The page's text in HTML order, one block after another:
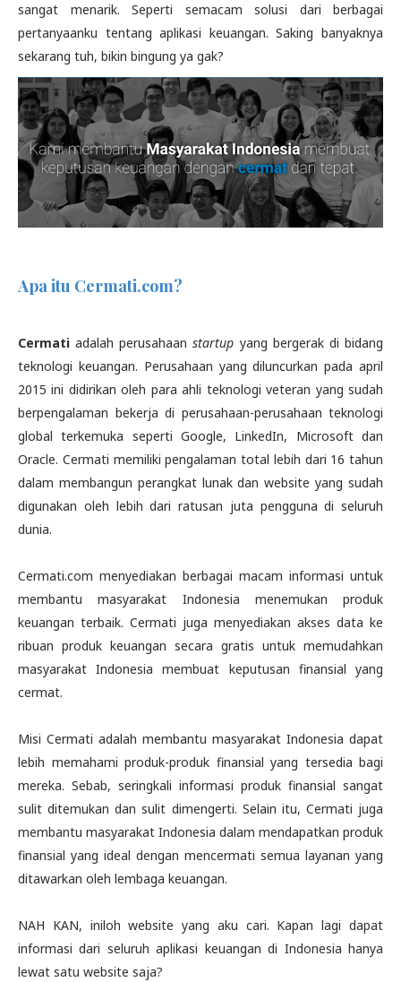
sangat menarik. Seperti semacam solusi dari berbagai
pertanyaanku tentang aplikasi keuangan. Saking banyaknya
sekarang tuh, bikin bingung ya gak?
Apa itu Cermati.com?
Cermati adalah perusahaanstartup yang bergerak di bidang
teknologi keuangan. Perusahaan yang diluncurkan pada april
2015 ini didirikan oleh para ahli teknologi veteran yang sudah
berpengalaman bekerja di perusahaan-perusahaan teknologi
global terkemuka seperti Google, LinkedIn, Microsoft dan
Oracle. Cermati memiliki pengalaman total lebih dari 16 tahun
dalam membangun perangkat lunak dan website yang sudah
digunakan oleh lebih dari ratusan juta pengguna di seluruh
dunia.
Cermati.com menyediakan berbagai macam informasi untuk
membantu masyarakat Indonesia menemukan produk
keuangan terbaik. Cermati juga menyediakan akses data ke
ribuan produk keuangan secara gratis untuk memudahkan
masyarakat Indonesia membuat keputusan finansial yang
cermat.
Misi Cermati adalah membantu masyarakat Indonesia dapat
lebih memahami produk-produk finansial yang tersedia bagi
mereka. Sebab, seringkali informasi produk finansial sangat
sulit ditemukan dan sulit dimengerti. Selain itu, Cermati juga
membantu masyarakat Indonesia dalam mendapatkan produk
finansial yang ideal dengan mencermati semua layanan yang
ditawarkan oleh lembaga keuangan.
NAH KAN, iniloh website yang aku cari. Kapan lagi dapat
informasi dari seluruh aplikasi keuangan di Indonesia hanya
lewat satu website saja?